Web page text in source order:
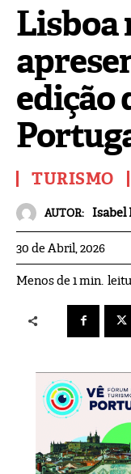
Lisboa
edição
TURISMO
AUTOR: Isabel
30 de Abril, 2026
Menos de 1min.